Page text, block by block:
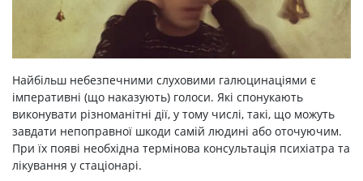
Найбільш небезпечними слуховими галюцинаціями є
імперативні (що наказують) голоси. Які спонукають
виконувати різноманітні дії, у тому числі, такі, що можуть
завдати непоправної шкоди самій людині або оточуючим.
При їх появі необхідна термінова консультація психіатра та
лікування у стаціонарі.